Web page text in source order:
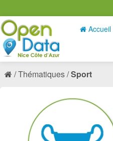
Accueil
Thématiques Sport